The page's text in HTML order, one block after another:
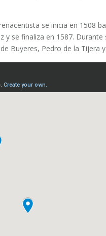
se inicia en 1508
y se finaliza en 1587.
Buyeres, Pedro de la Tijera y